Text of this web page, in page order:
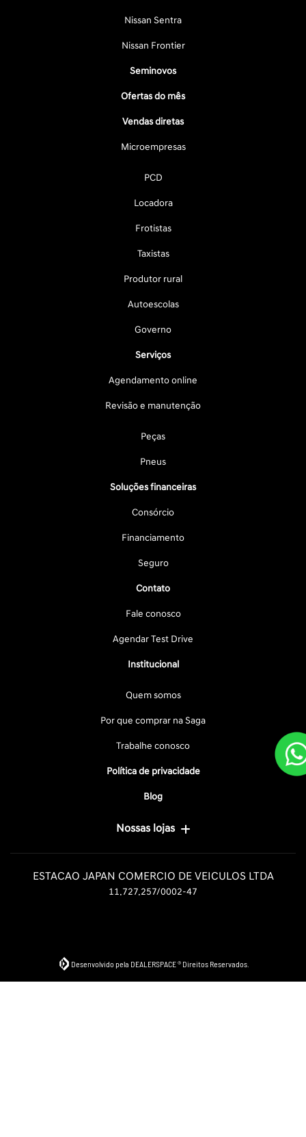
Nissan Sentra
Nissan Frontier
Seminovos
Ofertas do mês
Vendas diretas
Microempresas
PCD
Locadora
Frotistas
Taxistas
Produtor rural
Autoescolas
Governo
Serviços
Agendamento online
Revisão e manutenção
Peças
Pneus
Soluções financeiras
Consórcio
Financiamento
Seguro
Contato
Fale conosco
Agendar Test Drive
Institucional
Quem somos
Por que comprar na Saga
Trabalhe conosco
Política de privacidade
Blog
Nossas lojas
ESTACAO JAPAN COMERCIO DE VEICULOS LTDA
11.727.257/0002-47
Desenvolvido pela DEALERSPACE ® Direitos Reservados.